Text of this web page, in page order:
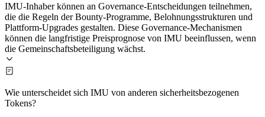
IMU-Inhaber können an Governance-Entscheidungen teilnehmen,
die die Regeln der Bounty-Programme, Belohnungsstrukturen und
Plattform-Upgrades gestalten. Diese Governance-Mechanismen
können die langfristige Preisprognose von IMU beeinflussen, wenn
die Gemeinschaftsbeteiligung wächst.
Wie unterscheidet sich IMU von anderen sicherheitsbezogenen
Tokens?